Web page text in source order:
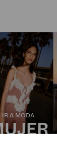
IR A MODA